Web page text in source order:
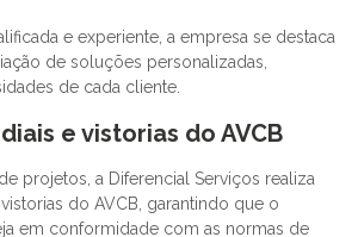
e experiente, a empresa se destaca
de soluções personalizadas,
de cada cliente.
e vistorias do AVCB
projetos, a Diferencial Serviços realiza
do AVCB, garantindo que o
em conformidade com as normas de